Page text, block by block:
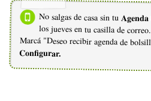
No salgas de casa sin tu
los jueves en tu casilla de correo.
Marcá "Deseo recibir agenda de
Configurar.